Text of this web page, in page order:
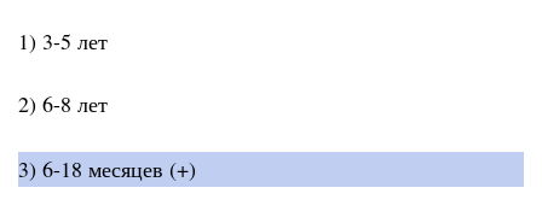
1) 3-5 лет
2) 6-8 лет
3) 6-18 месяцев (+)